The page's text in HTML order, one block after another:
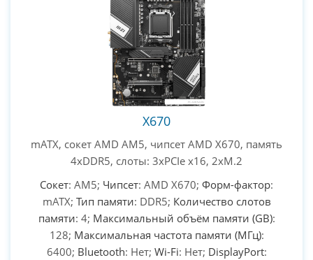
X670
mATX, сокет AMD AM5, чипсет AMD X670, память
4xDDR5, слоты: 3xPCIe x16, 2xM.2
Сокет: AM5; Чипсет: AMD X670; Форм-фактор:
mATX; Тип памяти: DDR5; Количество слотов
памяти: 4; Максимальный объём памяти (GB):
128; Максимальная частота памяти (МГц):
6400; Bluetooth: Нет; Wi-Fi: Нет; DisplayPort: